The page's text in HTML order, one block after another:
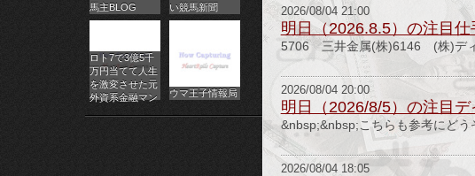
ロ
オ
ン
ラ
イ
馬主BLOG
い競馬新聞
ロト7で3億5千
万円当てて人生
を激変させた元
外資系金融マン
ウマ王子情報局
2026/08/04 21:00
明日（2026.8.5）の注目仕
5706 三井金属(株)6146 (株)デ
2026/08/04 20:00
明日（2026/8/5）の注目
&nbsp;&nbsp;こちらも参考に
2026/08/04 18:05